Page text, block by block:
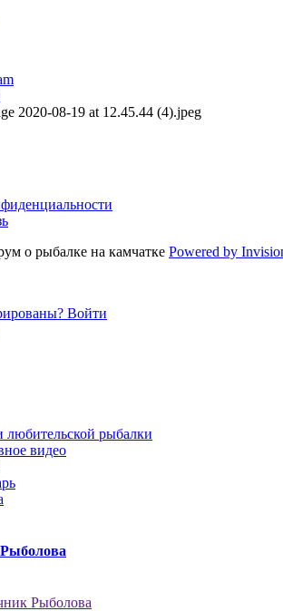
2020-08-19 at 12.45.44 (4).jpeg
о рыбалке на камчатке Powered by
Войти
любительской рыбалки
видео
Рыболова